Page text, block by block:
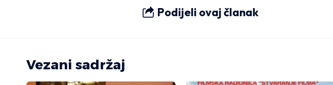
Podijeli ovaj članak
Vezani sadržaj